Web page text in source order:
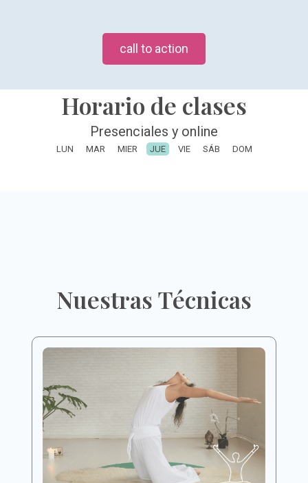
call to action
Horario de clases
Presenciales y online
LUN MAR MIER JUE VIE SÁB DOM
Nuestras Técnicas